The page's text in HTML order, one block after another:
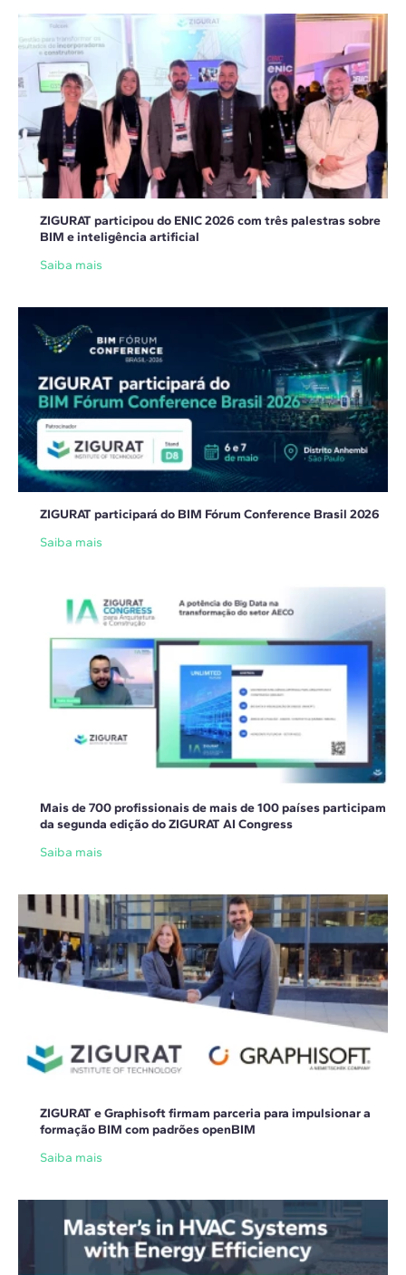
ZIGURAT participou do ENIC 2026 com três palestras sobre
BIM e inteligência artificial
Saiba mais
ZIGURAT participará do BIM Fórum Conference Brasil 2026
Saiba mais
Mais de 700 profissionais de mais de 100 países participam
da segunda edição do ZIGURAT AI Congress
Saiba mais
ZIGURAT e Graphisoft firmam parceria para impulsionar a
formação BIM com padrões openBIM
Saiba mais